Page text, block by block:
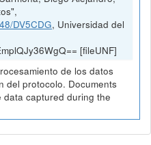
DV5CDG, Universidad del
[fileUNF]
de los datos
del protocolo. Documents
captured during the